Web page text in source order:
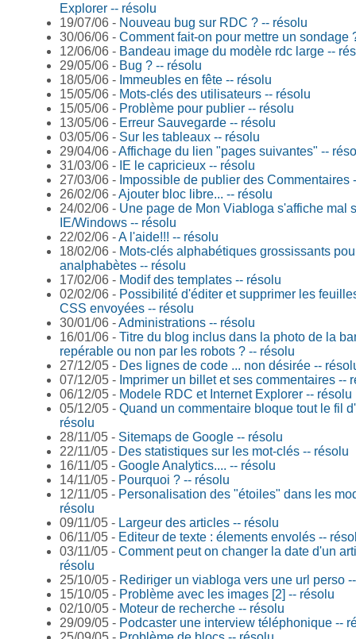
Explorer -- résolu
19/07/06 - Nouveau bug sur RDC ? -- résolu
30/06/06 - Comment fait-on pour mettre un sondage
12/06/06 - Bandeau image du modèle rdc large --
29/05/06 - Bug ? -- résolu
18/05/06 - Immeubles en fête -- résolu
15/05/06 - Mots-clés des utilisateurs -- résolu
15/05/06 - Problème pour publier -- résolu
13/05/06 - Erreur Sauvegarde -- résolu
03/05/06 - Sur les tableaux -- résolu
29/04/06 -Affichage du lien "pages suivantes" --
31/03/06 - IE le capricieux -- résolu
27/03/06 - Impossible de publier des Commentaires
26/02/06 -Ajouter bloc libre... -- résolu
24/02/06 - Une page de Mon Viabloga s'affiche mal
IE/Windows -- résolu
22/02/06 -A l'aide!!! -- résolu
18/02/06 - Mots-clés alphabétiques grossissants
analphabètes -- résolu
17/02/06 - Modif des templates -- résolu
02/02/06 - Possibilité d'éditer et supprimer les
CSS envoyées -- résolu
30/01/06 -Administrations -- résolu
16/01/06 - Titre du blog inclus dans la photo de la
repérable ou non par les robots ? -- résolu
27/12/05 - Des lignes de code ... non désirée --
07/12/05 - Imprimer un billet et ses commentaires --
06/12/05 - Modele RDC et Internet Explorer -- résolu
05/12/05 - Quand un commentaire bloque tout le fil
résolu
28/11/05 - Sitemaps de Google -- résolu
22/11/05 - Des statistiques sur les mot-clés -- résolu
16/11/05 - Google Analytics.... -- résolu
14/11/05 - Pourquoi ? -- résolu
12/11/05 - Personalisation des "étoiles" dans les
résolu
09/11/05 - Largeur des articles -- résolu
06/11/05 - Editeur de texte : élements envolés --
03/11/05 - Comment peut on changer la date d'un
résolu
25/10/05 - Rediriger un viabloga vers une url perso
15/10/05 - Problème avec les images [2] -- résolu
02/10/05 - Moteur de recherche -- résolu
29/09/05 - Podcaster une interview téléphonique --